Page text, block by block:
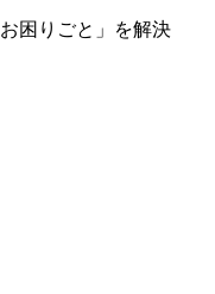
困りごと」を解決